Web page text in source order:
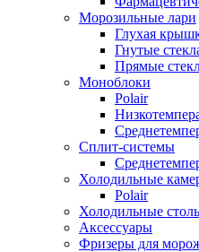
Морозильные лари
Глухая
Гнутые
Прямые
Моноблоки
Polair
Сплит-системы
Холодильные
Polair
Холодильные
Аксессуары
Фризеры для